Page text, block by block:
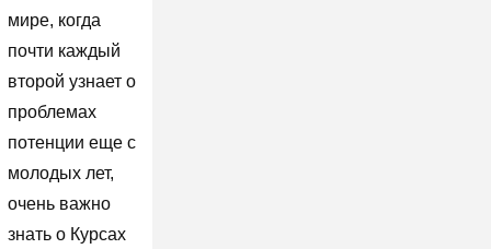
мире, когда
почти каждый
второй узнает о
проблемах
потенции еще с
молодых лет,
очень важно
знать о Курсах